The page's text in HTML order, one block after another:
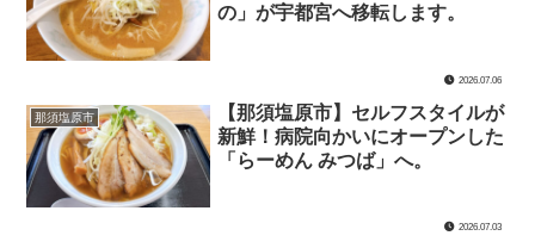
の」が宇都宮へ移転します。
2026.07.06
那須塩原市
【那須塩原市】セルフスタイルが
新鮮！病院向かいにオープンした
「らーめん みつば」へ。
2026.07.03